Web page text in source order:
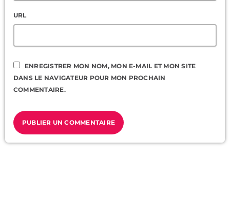
URL
ENREGISTRER MON NOM, MON E-MAIL ET MON SITE
DANS LE NAVIGATEUR POUR MON PROCHAIN
COMMENTAIRE.